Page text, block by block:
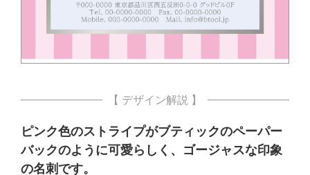
【 デザイン解説 】
ピンク色のストライプがブティックのペーパー
バックのように可愛らしく、ゴージャスな印象
の名刺です。